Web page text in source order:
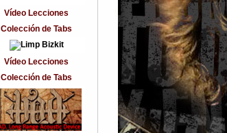
Vídeo Lecciones
Colección de Tabs
Vídeo Lecciones
Colección de Tabs